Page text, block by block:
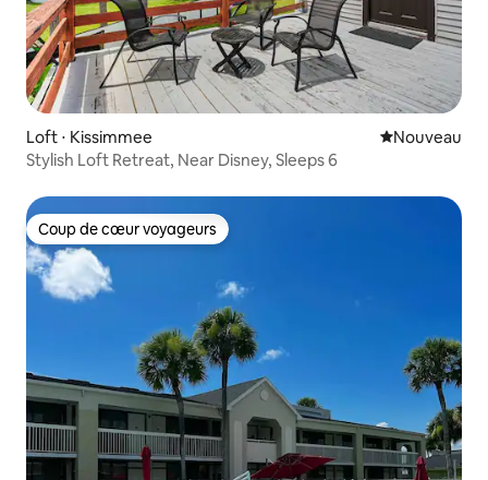
Loft ⋅ Kissimmee Nouvel
Nouveau
Stylish Loft Retreat, Near Disney, Sleeps 6
Coup de cœur voyageurs
Coup de cœur voyageurs